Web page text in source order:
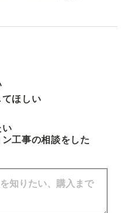
ほしい
工事の相談をした